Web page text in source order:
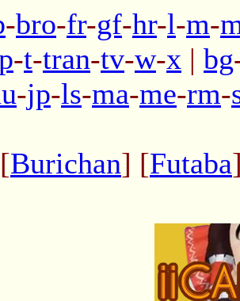
-bro-fr-gf-hr-l-m-
-t-tran-tv-w-x | bg
-jp-ls-ma-me-rm-
[Burichan] [Futaba